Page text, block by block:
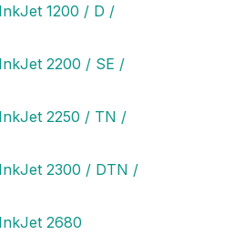
1200 / D /
2200 / SE /
2250 / TN /
2300 / DTN /
2680